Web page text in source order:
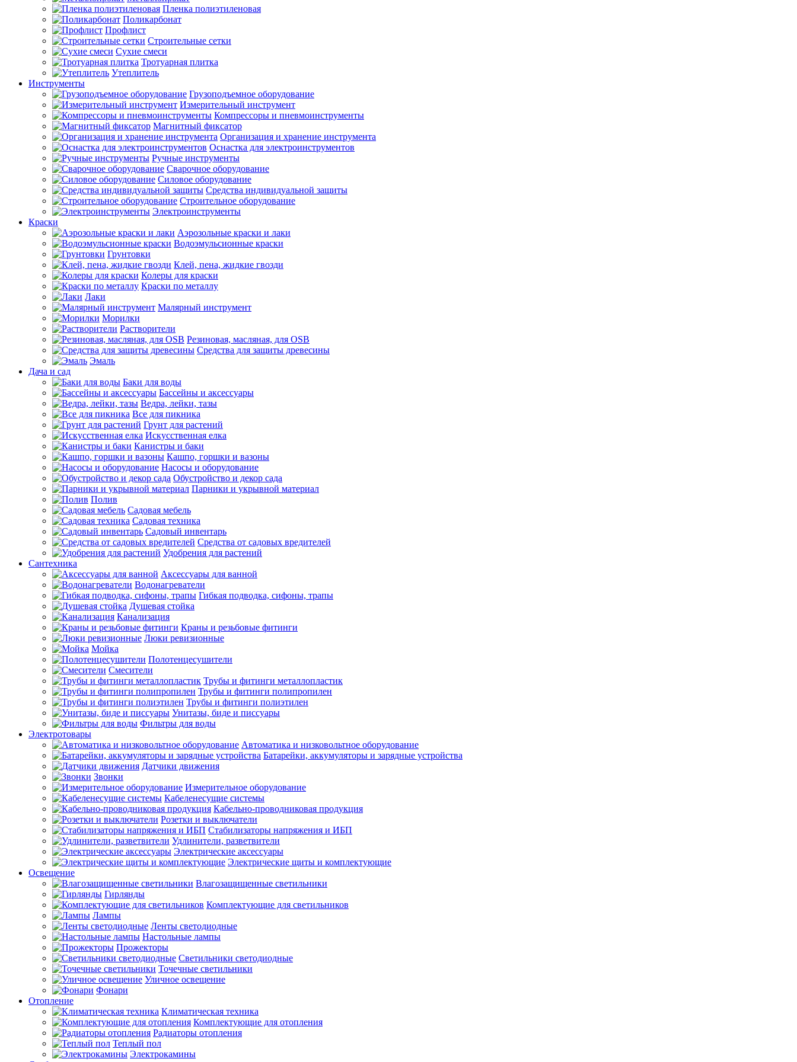
Пленка полиэтиленовая
Поликарбонат
Профлист
Строительные сетки
Сухие смеси
Тротуарная плитка
Утеплитель
Инструменты
Грузоподъемное оборудование
Измерительный инструмент
Компрессоры и пневмоинструменты
Магнитный фиксатор
Организация и хранение инструмента
Оснастка для электроинструментов
Ручные инструменты
Сварочное оборудование
Силовое оборудование
Средства индивидуальной защиты
Строительное оборудование
Электроинструменты
Краски
Аэрозольные краски и лаки
Водоэмульсионные краски
Грунтовки
Клей, пена, жидкие гвозди
Колеры для краски
Краски по металлу
Лаки
Малярный инструмент
Морилки
Растворители
Резиновая, масляная, для OSB
Средства для защиты древесины
Эмаль
Дача и сад
Баки для воды
Бассейны и аксессуары
Ведра, лейки, тазы
Все для пикника
Грунт для растений
Искусственная елка
Канистры и баки
Кашпо, горшки и вазоны
Насосы и оборудование
Обустройство и декор сада
Парники и укрывной материал
Полив
Садовая мебель
Садовая техника
Садовый инвентарь
Средства от садовых вредителей
Удобрения для растений
Сантехника
Аксессуары для ванной
Водонагреватели
Гибкая подводка, сифоны, трапы
Душевая стойка
Канализация
Краны и резьбовые фитинги
Люки ревизионные
Мойка
Полотенцесушители
Смесители
Трубы и фитинги металлопластик
Трубы и фитинги полипропилен
Трубы и фитинги полиэтилен
Унитазы, биде и писсуары
Фильтры для воды
Электротовары
Автоматика и низковольтное оборудование
Батарейки, аккумуляторы и зарядные устройства
Датчики движения
Звонки
Измерительное оборудование
Кабеленесущие системы
Кабельно-проводниковая продукция
Розетки и выключатели
Стабилизаторы напряжения и ИБП
Удлинители, разветвители
Электрические аксессуары
Электрические щиты и комплектующие
Освещение
Влагозащищенные светильники
Гирлянды
Комплектующие для светильников
Лампы
Ленты светодиодные
Настольные лампы
Прожекторы
Светильники светодиодные
Точечные светильники
Уличное освещение
Фонари
Отопление
Климатическая техника
Комплектующие для отопления
Радиаторы отопления
Теплый пол
Электрокамины